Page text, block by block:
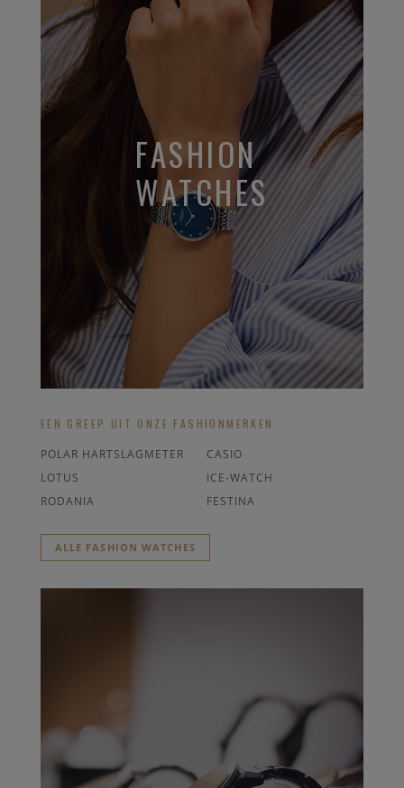
FASHION
WATCHES
EEN GREEP UIT ONZE FASHIONMERKEN
POLAR HARTSLAGMETER
CASIO
LOTUS
ICE-WATCH
RODANIA
FESTINA
ALLE FASHION WATCHES